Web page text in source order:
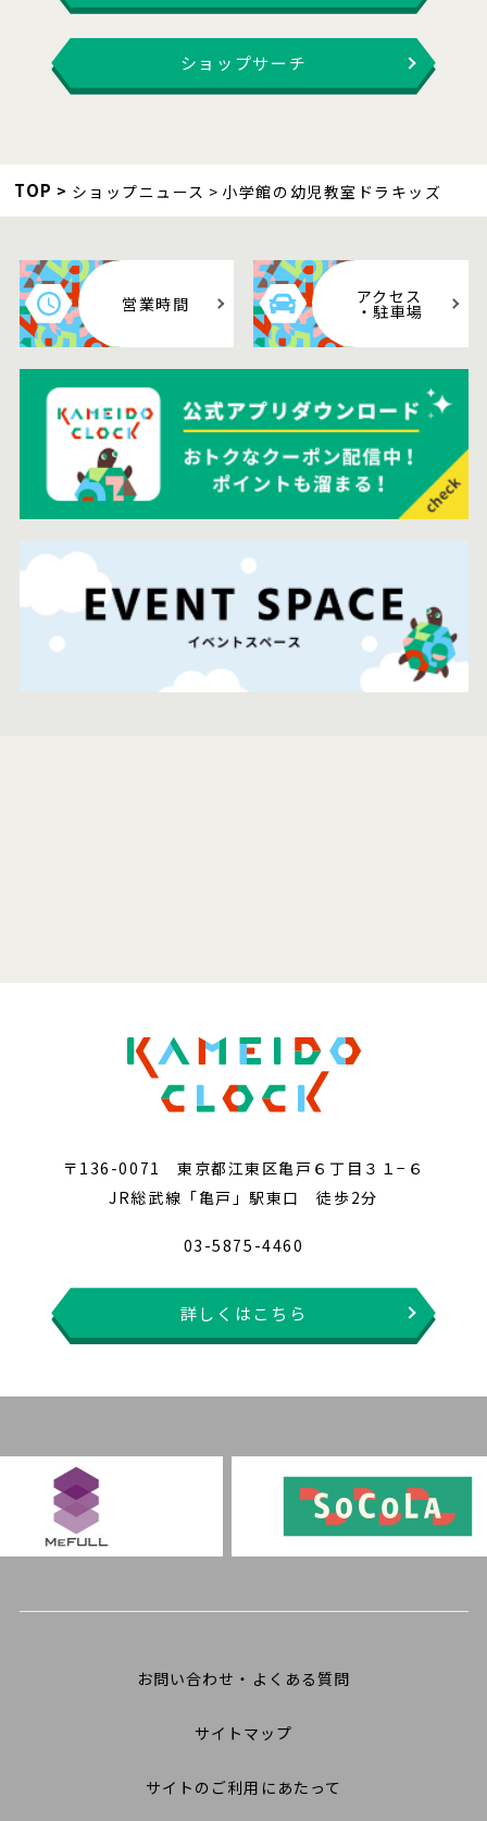
ショップサーチ
TOP ショップニュース 小学館の幼児教室ドラキッズ
営業時間 アクセス
・駐車場
〒136-0071 東京都江東区亀戸６丁目３１−６
JR総武線「亀戸」駅東口 徒歩2分
03-5875-4460
詳しくはこちら
お問い合わせ・よくある質問
サイトマップ
サイトのご利用にあたって